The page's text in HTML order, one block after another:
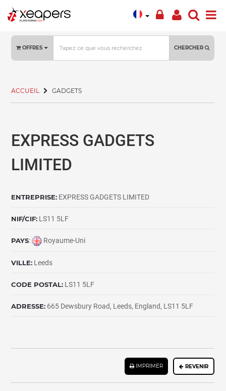
OFFRES CHERCHER
ACCUEIL GADGETS
EXPRESS GADGETS
LIMITED
ENTREPRISE: EXPRESS GADGETS LIMITED
NIF/CIF: LS11 5LF
PAYS: Royaume-Uni
VILLE: Leeds
CODE POSTAL: LS11 5LF
ADRESSE: 665 Dewsbury Road, Leeds, England, LS11 5LF
REVENIR
IMPRIMER